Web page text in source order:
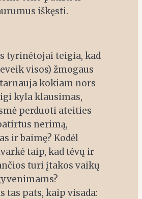
iškęsti.
tyrinėtojai teigia, kad
visos) žmogaus
kokiam nors
kyla klausimas,
perduoti ateities
nerimą,
ir baimę? Kodėl
taip, kad tėvų ir
turi įtakos vaikų
tas pats, kaip visada: